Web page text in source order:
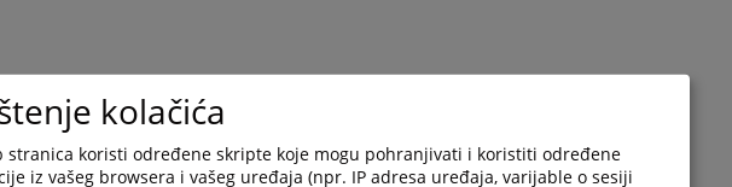
kolačića
stranica koristi određene skripte koje mogu pohranjivati i koristiti određene
iz vašeg browsera i vašeg uređaja (npr. IP adresa uređaja, varijable o sesiji